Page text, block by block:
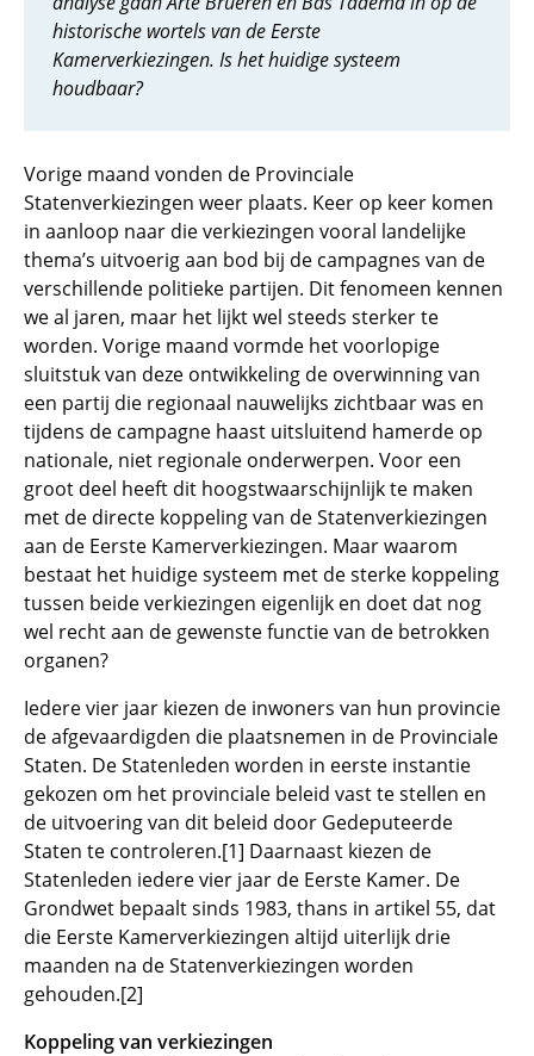
historische wortels van de Eerste
Kamerverkiezingen. Is het huidige systeem
houdbaar?
Vorige maand vonden de Provinciale
Statenverkiezingen weer plaats. Keer op keer komen
in aanloop naar die verkiezingen vooral landelijke
thema’s uitvoerig aan bod bij de campagnes van de
verschillende politieke partijen. Dit fenomeen kennen
we al jaren, maar het lijkt wel steeds sterker te
worden. Vorige maand vormde het voorlopige
sluitstuk van deze ontwikkeling de overwinning van
een partij die regionaal nauwelijks zichtbaar was en
tijdens de campagne haast uitsluitend hamerde op
nationale, niet regionale onderwerpen. Voor een
groot deel heeft dit hoogstwaarschijnlijk te maken
met de directe koppeling van de Statenverkiezingen
aan de Eerste Kamerverkiezingen. Maar waarom
bestaat het huidige systeem met de sterke koppeling
tussen beide verkiezingen eigenlijk en doet dat nog
wel recht aan de gewenste functie van de betrokken
organen?
Iedere vier jaar kiezen de inwoners van hun provincie
de afgevaardigden die plaatsnemen in de Provinciale
Staten. De Statenleden worden in eerste instantie
gekozen om het provinciale beleid vast te stellen en
de uitvoering van dit beleid door Gedeputeerde
Staten te controleren.[1] Daarnaast kiezen de
Statenleden iedere vier jaar de Eerste Kamer. De
Grondwet bepaalt sinds 1983, thans in artikel 55, dat
die Eerste Kamerverkiezingen altijd uiterlijk drie
maanden na de Statenverkiezingen worden
gehouden.[2]
Koppeling van verkiezingen